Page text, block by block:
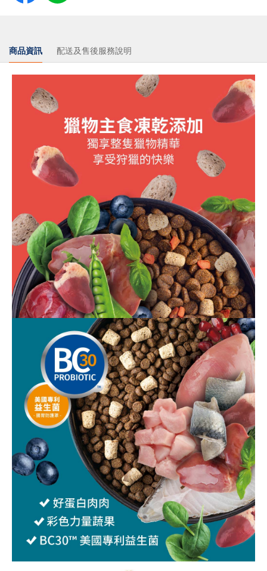
商品資訊 配送及售後服務說明